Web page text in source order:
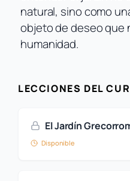
natural, sino como
objeto de deseo que
humanidad.
LECCIONES DEL
El Jardín
Disponible